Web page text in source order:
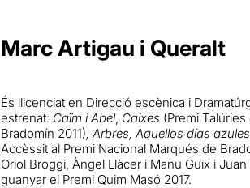
Marc Artigau i Queralt
És llicenciat en Direcció escènica i
estrenat: Caïm i Abel, Caixes (Premi
Bradomín 2011), Arbres, Aquellos días azules
Accèssit al Premi Nacional Marqués de
Oriol Broggi, Àngel Llàcer i Manu Guix i
guanyar el Premi Quim Masó 2017.